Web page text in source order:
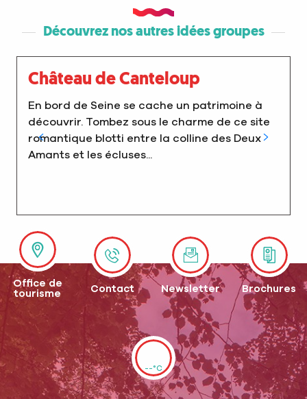
Découvrez nos autres idées groupes
Château de Canteloup
En bord de Seine se cache un patrimoine à
découvrir. Tombez sous le charme de ce site
romantique blotti entre la colline des Deux
Amants et les écluses...
Office de
tourisme
Contact Newsletter Brochures
--°C